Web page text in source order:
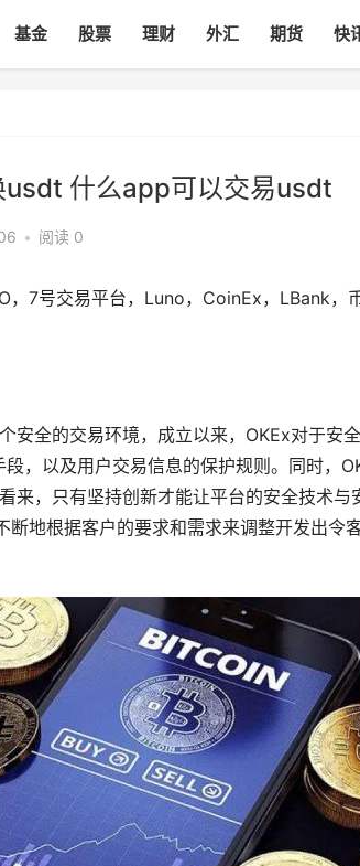
基金 股票 理财 外汇 期货 快
usdt 什么app可以交易usdt
• 阅读 0
，7号交易平台，Luno，CoinEx，LBank，
安全的交易环境，成立以来，OKEx对于安
，以及用户交易信息的保护规则。同时，
来，只有坚持创新才能让平台的安全技术与
断地根据客户的要求和需求来调整开发出令